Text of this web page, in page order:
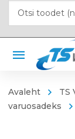
Avaleht TS
varuosadeks